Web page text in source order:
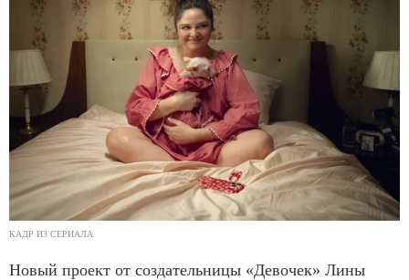
КАДР ИЗ СЕРИАЛА
Новый проект от создательницы «Девочек» Лины